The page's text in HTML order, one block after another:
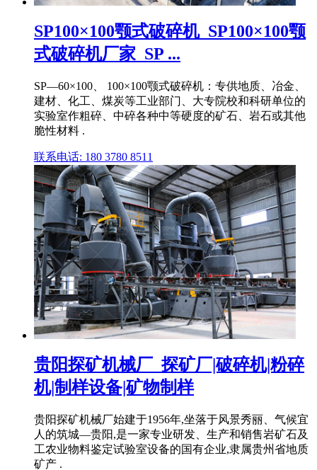
SP100×100颚式破碎机_SP100×100颚
式破碎机厂家_SP ...
SP—60×100、 100×100颚式破碎机：专供地质、冶金、
建材、化工、煤炭等工业部门、大专院校和科研单位的
实验室作粗碎、中碎各种中等硬度的矿石、岩石或其他
脆性材料 .
联系电话: 180 3780 8511
贵阳探矿机械厂_探矿厂|破碎机|粉碎
机|制样设备|矿物制样
贵阳探矿机械厂始建于1956年,坐落于风景秀丽、气候宜
人的筑城—贵阳,是一家专业研发、生产和销售岩矿石及
工农业物料鉴定试验室设备的国有企业,隶属贵州省地质
矿产 .